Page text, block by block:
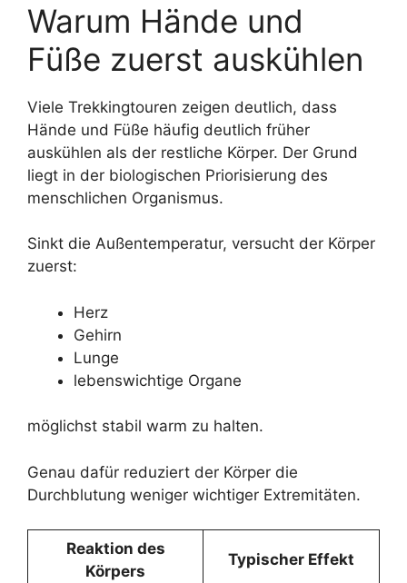
Warum Hände und
Füße zuerst auskühlen
Viele Trekkingtouren zeigen deutlich, dass
Hände und Füße häufig deutlich früher
auskühlen als der restliche Körper. Der Grund
liegt in der biologischen Priorisierung des
menschlichen Organismus.
Sinkt die Außentemperatur, versucht der Körper
zuerst:
Herz
Gehirn
Lunge
lebenswichtige Organe
möglichst stabil warm zu halten.
Genau dafür reduziert der Körper die
Durchblutung weniger wichtiger Extremitäten.
Reaktion des
Körpers
Typischer Effekt